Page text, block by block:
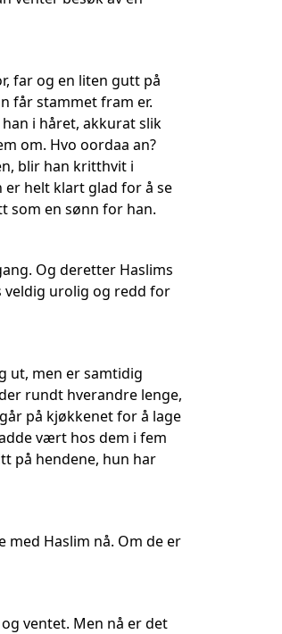
far og en liten gutt på
får stammet fram er.
i håret, akkurat slik
om. Hvo oordaa an?
blir han kritthvit i
er helt klart glad for å se
som en sønn for han.
Og deretter Haslims
veldig urolig og redd for
ut, men er samtidig
rundt hverandre lenge,
på kjøkkenet for å lage
vært hos dem i fem
på hendene, hun har
med Haslim nå. Om de er
ventet. Men nå er det